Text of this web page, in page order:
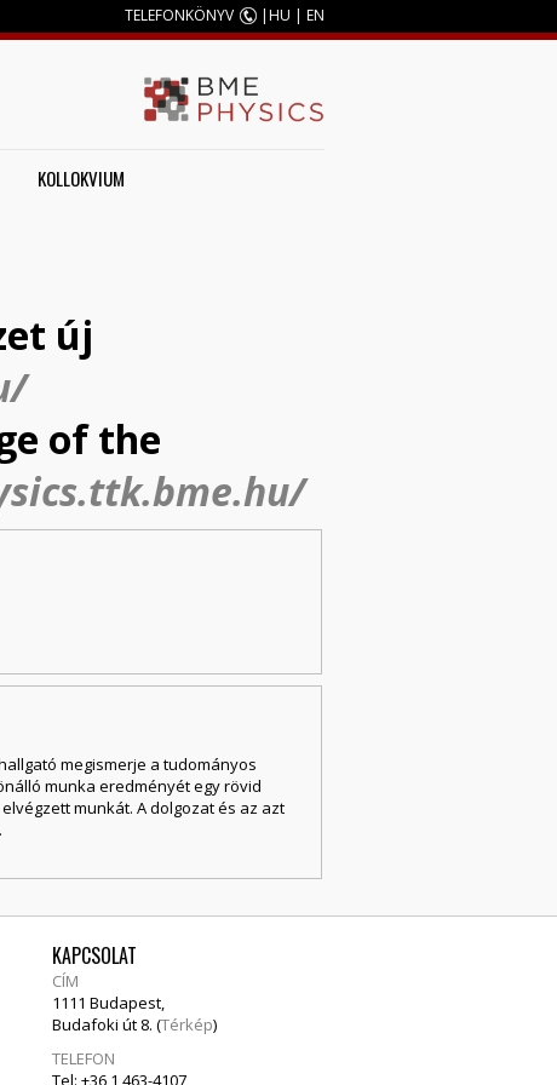
TELEFONKÖNYV |HU | EN
KOLLOKVIUM
új
of the
megismerje a tudományos
munka eredményét egy rövid
munkát. A dolgozat és az azt
KAPCSOLAT
CÍM
1111 Budapest,
Budafoki út 8. (Térkép)
TELEFON
Tel: +36 1 463-4107